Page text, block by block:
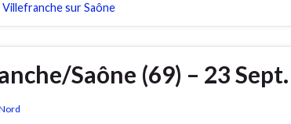
Villefranche sur Saône
Saône (69) – 23